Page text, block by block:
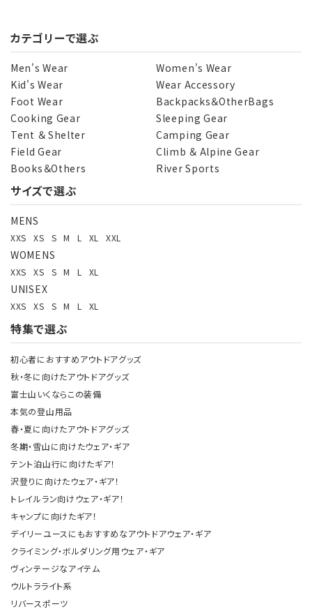
カテゴリーで選ぶ
Men's Wear
Women's Wear
Kid's Wear
Wear Accessory
Foot Wear
Backpacks＆OtherBags
Cooking Gear
Sleeping Gear
Tent ＆ Shelter
Camping Gear
Field Gear
Climb ＆ Alpine Gear
Books＆Others
River Sports
サイズで選ぶ
MENS
XXS XS S M L XL XXL
WOMENS
XXS XS S M L XL
UNISEX
XXS XS S M L XL
特集で選ぶ
初心者におすすめアウトドアグッズ
秋・冬に向けたアウトドアグッズ
富士山いくならこの装備
本気の登山用品
春・夏に向けたアウトドアグッズ
冬期・雪山に向けたウェア・ギア
テント泊山行に向けたギア！
沢登りに向けたウェア・ギア！
トレイルラン向けウェア・ギア！
キャンプに向けたギア！
デイリーユースにもおすすめなアウトドアウェア・ギア
クライミング・ボルダリング用ウェア・ギア
ヴィンテージなアイテム
ウルトラライト系
リバースポーツ